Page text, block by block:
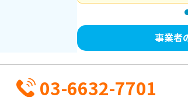
事業者
03-6632-7701